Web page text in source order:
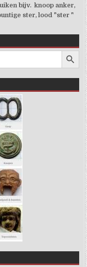
bijv. knoop anker,
ster, lood "ster "